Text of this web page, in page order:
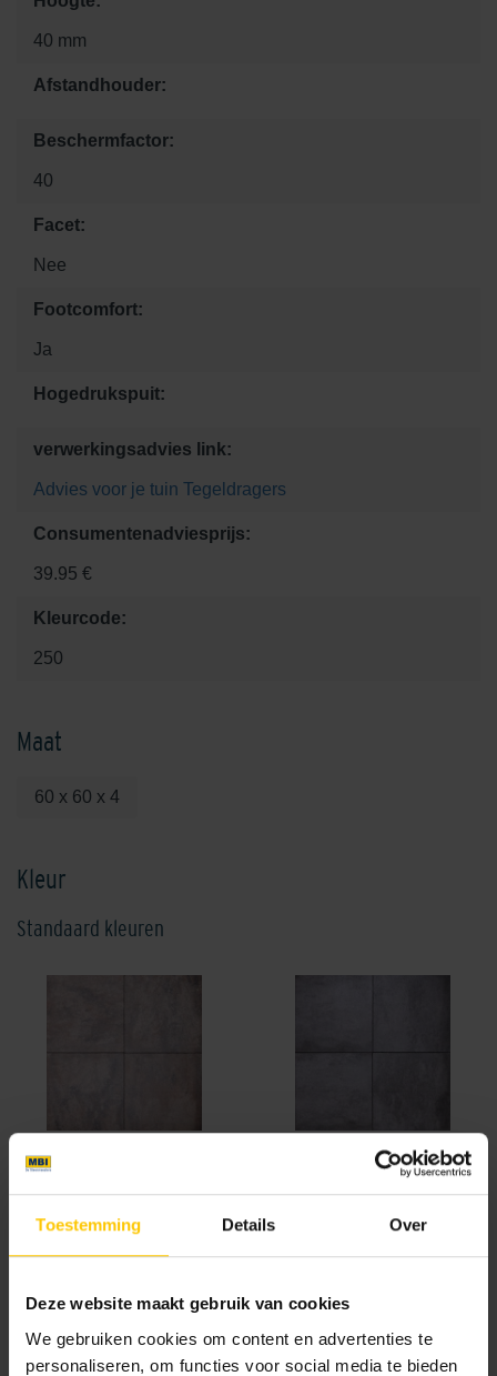
Toestemming Details Over
Deze website maakt gebruik van cookies
We gebruiken cookies om content en advertenties te
personaliseren, om functies voor social media te bieden
40 mm
Afstandhouder:
Beschermfactor:
40
Facet:
Nee
Footcomfort:
Ja
Hogedrukspuit:
verwerkingsadvies link:
Advies voor je tuin Tegeldragers
Consumentenadviesprijs:
39.95 €
Kleurcode:
250
Maat
60 x 60 x 4
Kleur
Standaard kleuren
Bari
Catania Foggia